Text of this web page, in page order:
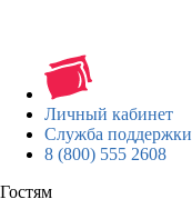
Личный кабинет
Служба поддержки
8 (800) 555 2608
Гостям